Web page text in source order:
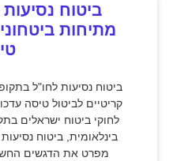
ביטוח
מתיחות
ביטוח נסיעות לחו"ל
לחוקי ביטוח ישראלים
בינלאומית, ביטוח
מפרט את הדגשים